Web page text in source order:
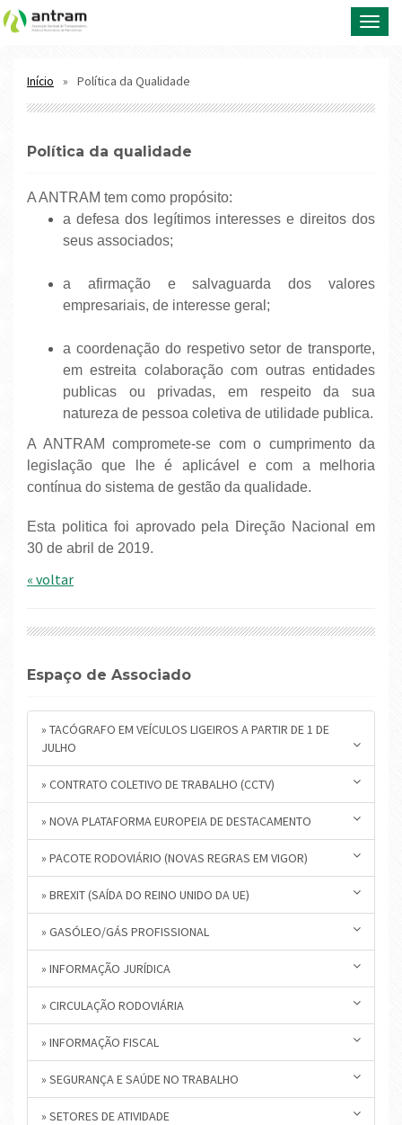
Início Política da Qualidade
política da qualidade
A ANTRAM tem como propósito:
a defesa dos legítimos interesses e direitos dos
seus associados;
a afirmação e salvaguarda dos valores
empresariais, de interesse geral;
a coordenação do respetivo setor de transporte,
em estreita colaboração com outras entidades
publicas ou privadas, em respeito da sua
natureza de pessoa coletiva de utilidade publica.
A ANTRAM compromete-se com o cumprimento da
legislação que lhe é aplicável e com a melhoria
contínua do sistema de gestão da qualidade.
Esta politica foi aprovado pela Direção Nacional em
30 de abril de 2019.
« voltar
Espaço de Associado
» TACÓGRAFO EM VEÍCULOS LIGEIROS A PARTIR DE 1 DE
JULHO
» CONTRATO COLETIVO DE TRABALHO (CCTV)
» NOVA PLATAFORMA EUROPEIA DE DESTACAMENTO
» PACOTE RODOVIÁRIO (NOVAS REGRAS EM VIGOR)
» BREXIT (SAÍDA DO REINO UNIDO DA UE)
» GASÓLEO/GÁS PROFISSIONAL
» INFORMAÇÃO JURÍDICA
» CIRCULAÇÃO RODOVIÁRIA
» INFORMAÇÃO FISCAL
» SEGURANÇA E SAÚDE NO TRABALHO
» SETORES DE ATIVIDADE